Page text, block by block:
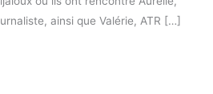
ainsi que Valérie, ATR […]